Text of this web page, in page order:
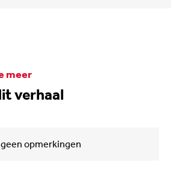
meer
verhaal
geen opmerkingen